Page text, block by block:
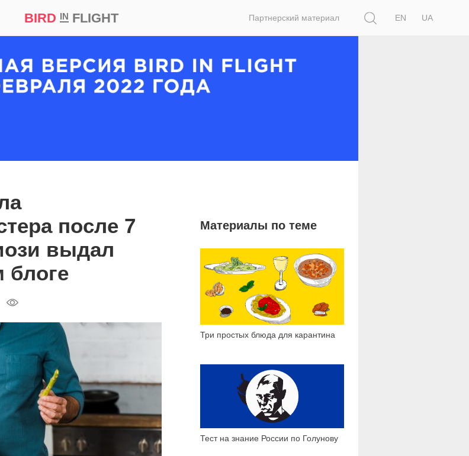
BIRD INFLIGHT Партнерский материал
EN
UA
после 7
выдал
блоге
Материалы по теме
Три простых блюда для карантина
3 776
Тест на знание России по Голунову
5 460